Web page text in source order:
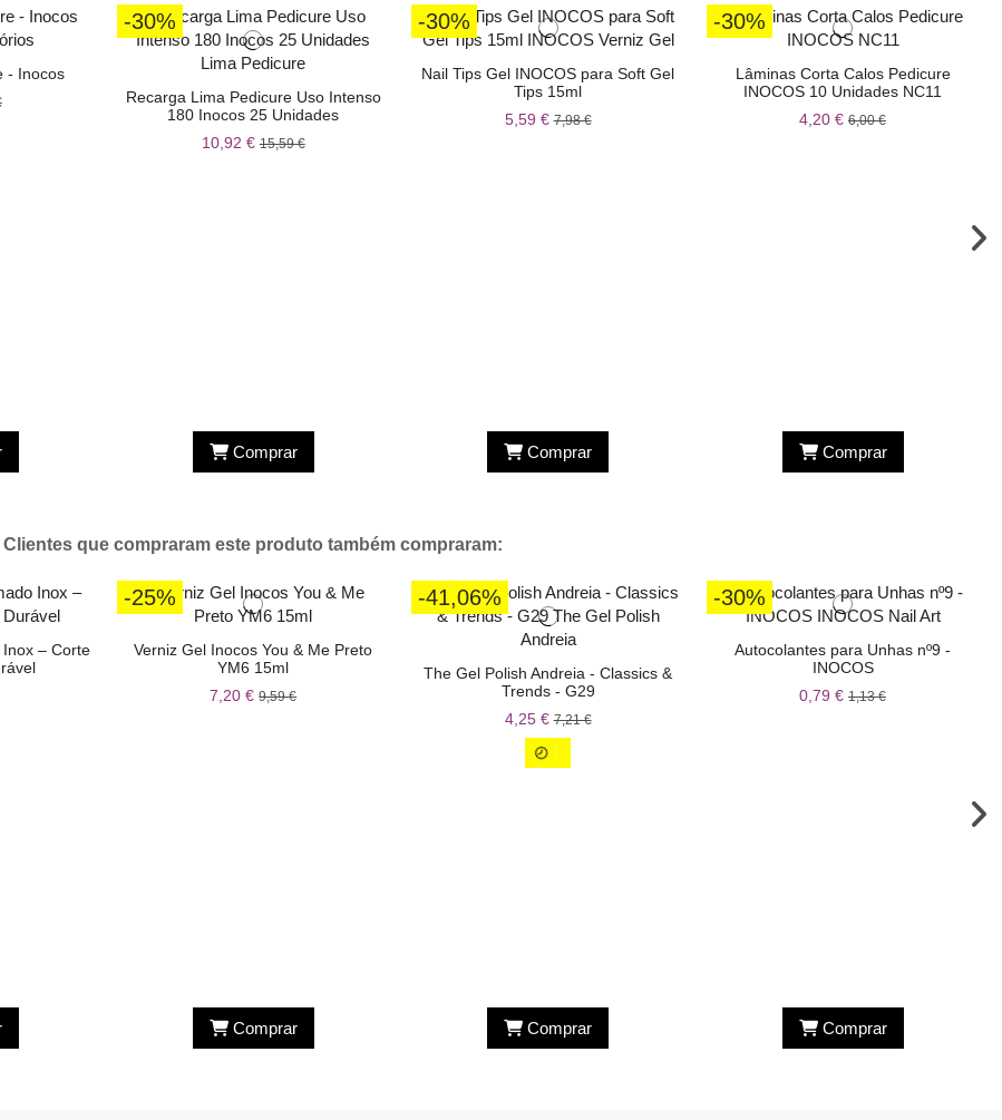
- Inocos
-30%
Recarga Lima Pedicure Uso Intenso
180 Inocos 25 Unidades
10,92 €15,59 €
Comprar
-30%
Nail Tips Gel INOCOS para Soft Gel
Tips 15ml
5,59 €7,98 €
Comprar
-30%
Lâminas Corta Calos Pedicure
INOCOS 10 Unidades NC11
4,20 € 6,00 €
Comprar
Clientes que compraram este produto também compraram:
– Corte
-25%
Verniz Gel Inocos You & Me Preto
YM6 15ml
7,20 €9,59 €
Comprar
-41,06%
The Gel Polish Andreia - Classics &
Trends - G29
4,25 €7,21 €
Comprar
-30%
Autocolantes para Unhas nº9 -
INOCOS
0,79 € 1,13 €
Comprar